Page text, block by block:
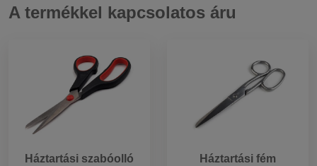
A termékkel kapcsolatos áru
Háztartási szabóolló
Háztartási fém